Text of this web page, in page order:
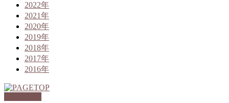
2022年
2021年
2020年
2019年
2018年
2017年
2016年